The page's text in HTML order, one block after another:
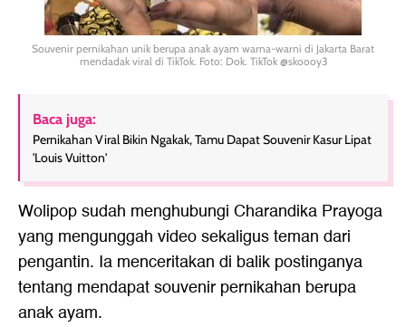
Souvenir pernikahan unik berupa anak ayam warna-warni di Jakarta Barat
mendadak viral di TikTok. Foto: Dok. TikTok @skoooy3
Baca juga:
Pernikahan Viral Bikin Ngakak, Tamu Dapat Souvenir Kasur Lipat
'Louis Vuitton'
Wolipop sudah menghubungi Charandika Prayoga
yang mengunggah video sekaligus teman dari
pengantin. Ia menceritakan di balik postinganya
tentang mendapat souvenir pernikahan berupa
anak ayam.